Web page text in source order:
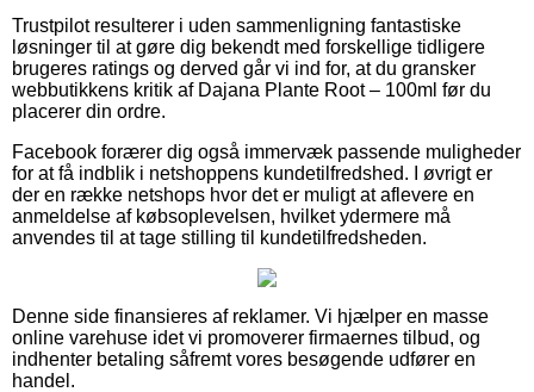
Trustpilot resulterer i uden sammenligning fantastiske
løsninger til at gøre dig bekendt med forskellige tidligere
brugeres ratings og derved går vi ind for, at du gransker
webbutikkens kritik af Dajana Plante Root – 100ml før du
placerer din ordre.
Facebook forærer dig også immervæk passende muligheder
for at få indblik i netshoppens kundetilfredshed. I øvrigt er
der en række netshops hvor det er muligt at aflevere en
anmeldelse af købsoplevelsen, hvilket ydermere må
anvendes til at tage stilling til kundetilfredsheden.
Denne side finansieres af reklamer. Vi hjælper en masse
online varehuse idet vi promoverer firmaernes tilbud, og
indhenter betaling såfremt vores besøgende udfører en
handel.